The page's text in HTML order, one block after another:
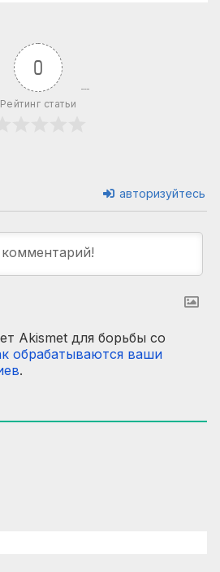
0
Рейтинг статьи
авторизуйтесь
Akismet для борьбы со
обрабатываются ваши
.